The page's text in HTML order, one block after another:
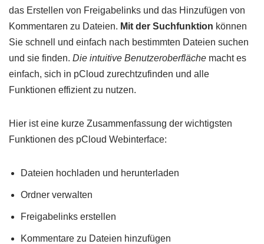
das Erstellen von Freigabelinks und das Hinzufügen von
Kommentaren zu Dateien. Mit der Suchfunktion können
Sie schnell und einfach nach bestimmten Dateien suchen
und sie finden. Die intuitive Benutzeroberfläche macht es
einfach, sich in pCloud zurechtzufinden und alle
Funktionen effizient zu nutzen.
Hier ist eine kurze Zusammenfassung der wichtigsten
Funktionen des pCloud Webinterface:
Dateien hochladen und herunterladen
Ordner verwalten
Freigabelinks erstellen
Kommentare zu Dateien hinzufügen